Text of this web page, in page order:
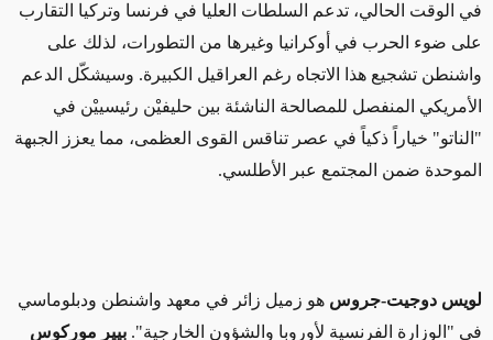
في الوقت الحالي، تدعم السلطات العليا في فرنسا وتركيا التقارب
على ضوء الحرب في أوكرانيا وغيرها من التطورات، لذلك على
واشنطن تشجيع هذا
الاتجاه رغم
العراقيل الكبيرة. وسيشكّل الدعم
الأمريكي المنفصل للمصالحة الناشئة بين حليفيْن رئيسييْن في
"الناتو" خياراً ذكياً في عصر تناقس القوى العظمى، مما يعزز
الجبهة
الموحدة ضمن المجتمع عبر الأطلسي.
لويس دوجيت-جروس هو زميل زائر في معهد واشنطن ودبلوماسي
في "الوزارة الفرنسية لأوروبا والشؤون الخارجية". بيير موركوس